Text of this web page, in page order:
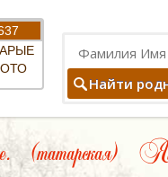
Найти
(татарская)